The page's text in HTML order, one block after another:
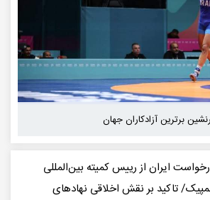
چند برابر می‌شود؟
جدی است/اینجا دیگر به درد تئاتر می‌خورد
برترین آزادکاران جهان
ایران از رییس کمیته بین‌المللی
تاکید بر نقش اخلاقی نهادهای